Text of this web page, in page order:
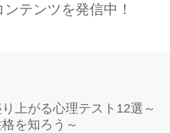
テンツを発信中！
り上がる心理テスト12選～
を知ろう～